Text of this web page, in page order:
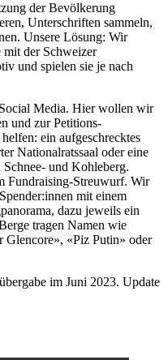
der Bevölkerung
Unterschriften sammeln,
Unsere Lösung: Wir
mit der Schweizer
und spielen sie je nach
Media. Hier wollen wir
und zur Petitions-
ein aufgeschrecktes
Nationalratssaal oder eine
und Kohleberg.
Fundraising-Streuwurf. Wir
mit einem
dazu jeweils ein
tragen Namen wie
Glencore», «Piz Putin» oder
im Juni 2023. Update